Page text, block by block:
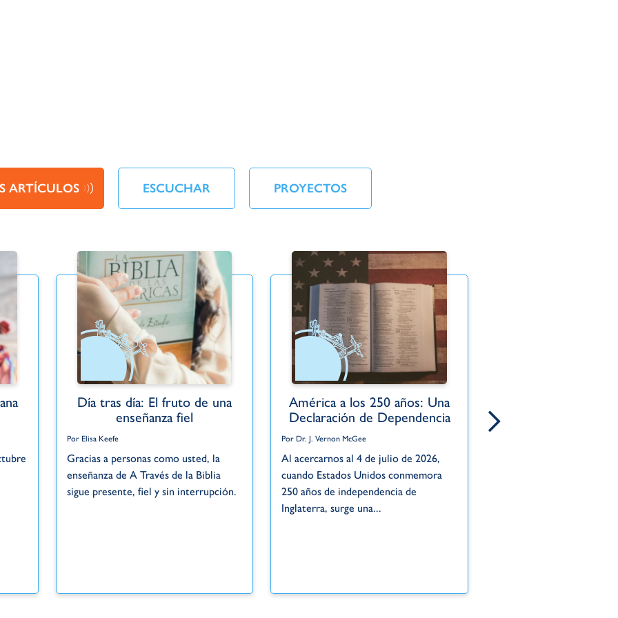
ARTÍCULOS ESCUCHAR PROYECTOS
Día tras día: El fruto de una
enseñanza fiel
Por Elisa Keefe
Gracias a personas como usted, la
enseñanza de A Través de la Biblia
sigue presente, fiel y sin interrupción.
América a los 250 años: Una
Declaración de Dependencia
Por Dr. J. Vernon McGee
Al acercarnos al 4 de julio de 2026,
cuando Estados Unidos conmemora
250 años de independencia de
Inglaterra, surge una...
Por Dr. J. Vernon McGee